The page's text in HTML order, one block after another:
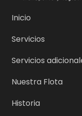
Inicio
Servicios
Servicios
Nuestra Flota
Historia